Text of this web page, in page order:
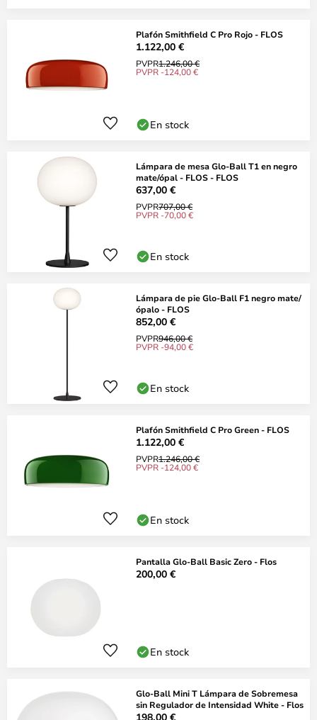
Plafón Smithfield C Pro Rojo - FLOS
1.122,00 €
PVPR1.246,00 €
PVPR -124,00 €
En stock
Lámpara de mesa Glo-Ball T1 en negro
mate/ópal - FLOS - FLOS
637,00 €
PVPR707,00 €
PVPR -70,00 €
En stock
Lámpara de pie Glo-Ball F1 negro mate/
ópalo - FLOS
852,00 €
PVPR946,00 €
PVPR -94,00 €
En stock
Plafón Smithfield C Pro Green - FLOS
1.122,00 €
PVPR1.246,00 €
PVPR -124,00 €
En stock
Pantalla Glo-Ball Basic Zero - Flos
200,00 €
En stock
Glo-Ball Mini T Lámpara de Sobremesa
sin Regulador de Intensidad White - Flos
198,00 €